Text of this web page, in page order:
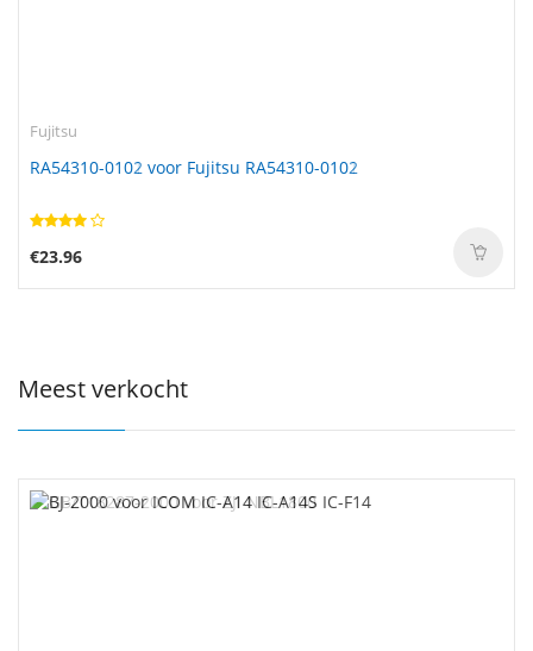
Fujitsu
RA54310-0102 voor Fujitsu RA54310-0102
€23.96
Meest verkocht